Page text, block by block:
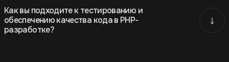
Как вы подходите к тестированию и
обеспечению качества кода в PHP-
разработке?